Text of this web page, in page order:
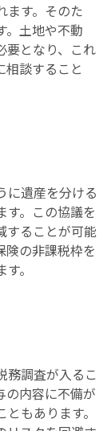
ます。そのた
。土地や不動
要となり、これ
相談すること
に遺産を分ける
す。この協議を
することが可能
険の非課税枠を
。
務調査が入るこ
の内容に不備が
もあります。